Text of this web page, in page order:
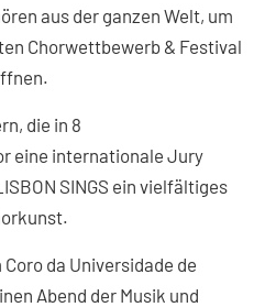
aus der ganzen Welt, um
Chorwettbewerb & Festival
die in 8
eine internationale Jury
SINGS ein vielfältiges
da Universidade de
Abend der Musik und